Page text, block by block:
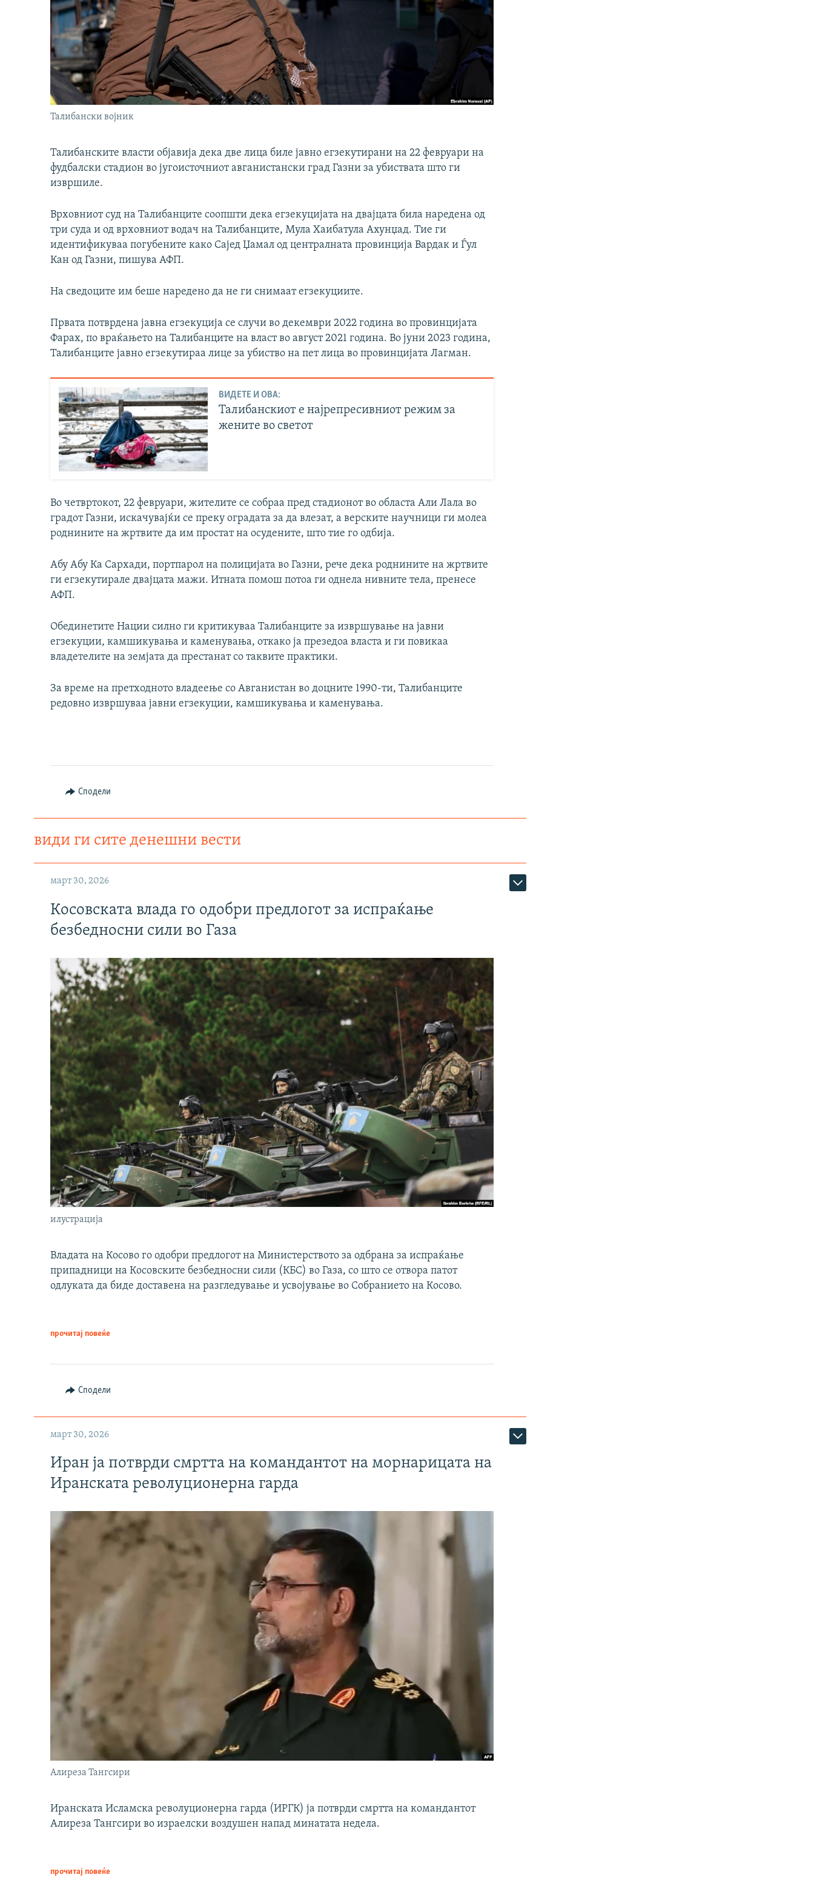
Талибански војник
Талибанските власти објавија дека две лица биле јавно егзекутирани на 22 февруари на
фудбалски стадион во југоисточниот авганистански град Газни за убиствата што ги
извршиле.
Врховниот суд на Талибанците соопшти дека егзекуцијата на двајцата била наредена од
три суда и од врховниот водач на Талибанците, Мула Хаибатула Ахунџад. Тие ги
идентификуваа погубените како Сајед Џамал од централната провинција Вардак и Ѓул
Кан од Газни, пишува АФП.
На сведоците им беше наредено да не ги снимаат егзекуциите.
Првата потврдена јавна егзекуција се случи во декември 2022 година во провинцијата
Фарах, по враќањето на Талибанците на власт во август 2021 година. Во јуни 2023 година,
Талибанците јавно егзекутираа лице за убиство на пет лица во провинцијата Лагман.
ВИДЕТЕ И ОВА:
Талибанскиот е најрепресивниот режим за
жените во светот
Во четвртокот, 22 февруари, жителите се собраа пред стадионот во областа Али Лала во
градот Газни, искачувајќи се преку оградата за да влезат, а верските научници ги молеа
роднините на жртвите да им простат на осудените, што тие го одбија.
Абу Абу Ка Сархади, портпарол на полицијата во Газни, рече дека роднините на жртвите
ги егзекутирале двајцата мажи. Итната помош потоа ги однела нивните тела, пренесе
АФП.
Обединетите Нации силно ги критикуваа Талибанците за извршување на јавни
егзекуции, камшикувања и каменувања, откако ја презедоа власта и ги повикаа
владетелите на земјата да престанат со таквите практики.
За време на претходното владеење со Авганистан во доцните 1990-ти, Талибанците
редовно извршуваа јавни егзекуции, камшикувања и каменувања.
Сподели
види ги сите денешни вести
март 30, 2026
Косовската влада го одобри предлогот за испраќање
безбедносни сили во Газа
илустрација
Владата на Косово го одобри предлогот на Министерството за одбрана за испраќање
припадници на Косовските безбедносни сили (КБС) во Газа, со што се отвора патот
одлуката да биде доставена на разгледување и усвојување во Собранието на Косово.
прочитај повеќе
Сподели
март 30, 2026
Иран ја потврди смртта на командантот на морнарицата на
Иранската револуционерна гарда
Алиреза Тангсири
Иранската Исламска револуционерна гарда (ИРГК) ја потврди смртта на командантот
Алиреза Тангсири во израелски воздушен напад минатата недела.
прочитај повеќе